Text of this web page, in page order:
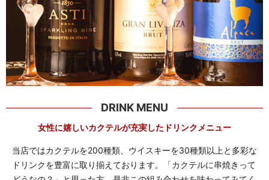
DRINK MENU
女性に嬉しいカクテルが充実したドリンクメニュー
当店ではカクテルを200種類、ウイスキーを30種類以上と多彩な
ドリンクを豊富に取り揃えております。「カクテルに串焼きって